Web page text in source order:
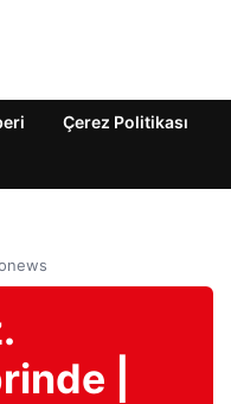
Çerez Politikası
|